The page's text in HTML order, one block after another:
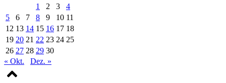
1
2 3
4
5
6 7 8 9 10 11
12 13 14 15 16 17 18
19 20 21 22 23 24 25
26 27 28 29 30
« Okt.
Dez. »